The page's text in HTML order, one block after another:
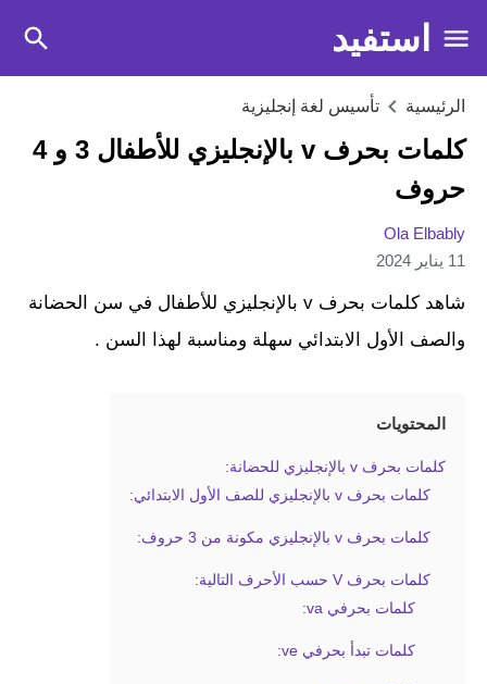
استفيد
الرئيسية تأسيس لغة إنجليزية
كلمات بحرف v بالإنجليزي للأطفال 3 و 4
حروف
Ola Elbably
11 يناير 2024
شاهد كلمات بحرف v بالإنجليزي للأطفال في سن الحضانة
والصف الأول الابتدائي سهلة ومناسبة لهذا السن .
المحتويات
كلمات بحرف v بالإنجليزي للحضانة:
كلمات بحرف v بالإنجليزي للصف الأول الابتدائي:
كلمات بحرف v بالإنجليزي مكونة من 3 حروف:
كلمات بحرف V حسب الأحرف التالية:
كلمات بحرفي va:
كلمات تبدأ بحرفي ve: